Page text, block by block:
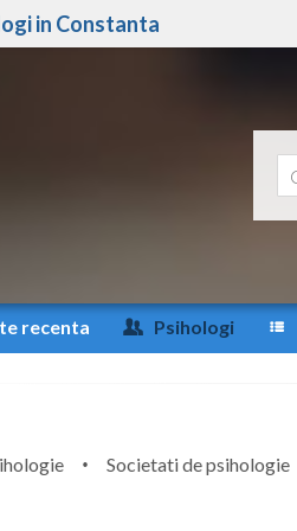
in Constanta
recenta Psihologi
Societati de psihologie